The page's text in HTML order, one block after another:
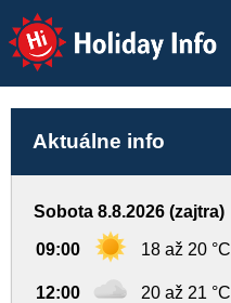
Holiday Info
Aktuálne info
Sobota 8.8.2026 (zajtra)
09:00 18 až 20 °C
12:00 20 až 21 °C